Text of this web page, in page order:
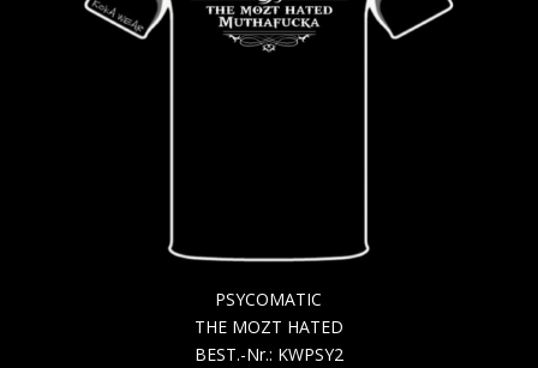
PSYCOMATIC
THE MOZT HATED
BEST.-Nr.: KWPSY2